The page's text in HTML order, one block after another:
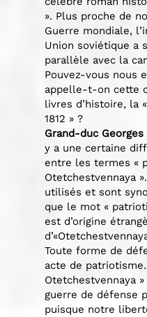
». Plus proche de
Guerre mondiale,
Union soviétique a
parallèle avec la
Pouvez-vous nous
appelle-t-on cette
livres d’histoire, la
1812 » ?
Grand-duc
y a une certaine
entre les termes «
Otetchestvennaya
utilisés et sont
que le mot «
est d’origine
Toute forme de
acte de
Otetchestvennaya
guerre de défense
puisque notre